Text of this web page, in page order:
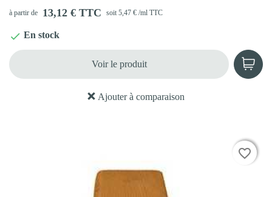
Ajouter à comparaison
à partir de 13,12 € TTC soit 5,47 € /ml TTC
 En stock
Voir le produit
favorite_border
favorite_border